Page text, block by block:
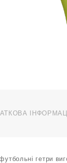
гетри